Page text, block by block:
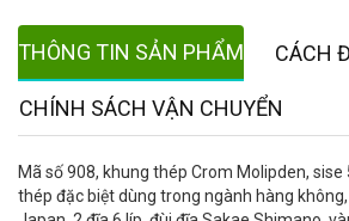
THÔNG TIN SẢN PHẨM CÁCH
CHÍNH SÁCH VẬN CHUYỂN
Mã số 908, khung thép Crom Molipden, sise
thép đặc biệt dùng trong ngành hàng